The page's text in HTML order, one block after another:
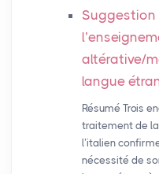
altérative/
langue
Résumé Trois
traitement de
l’italien
nécessité de